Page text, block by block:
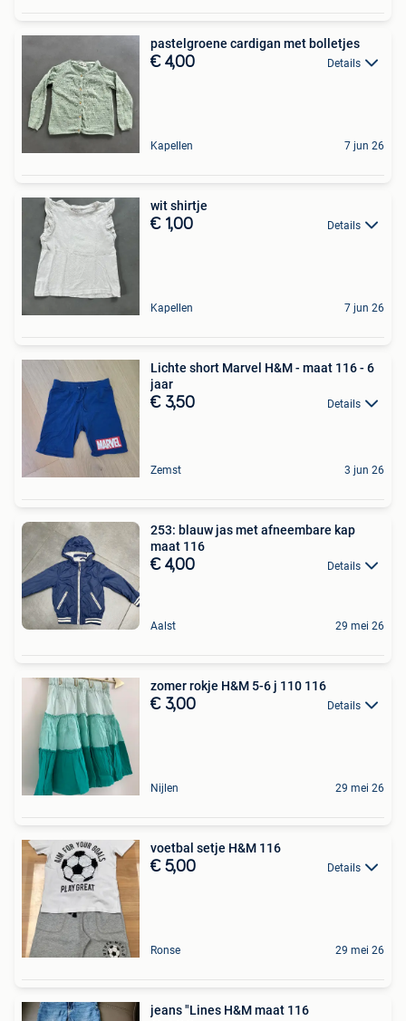
pastelgroene cardigan met bolletjes
€ 4,00 Details
Kapellen 7 jun 26
wit shirtje
€ 1,00 Details
Kapellen 7 jun 26
Lichte short Marvel H&M - maat 116 - 6
jaar
€ 3,50 Details
Zemst 3 jun 26
253: blauw jas met afneembare kap
maat 116
€ 4,00 Details
Aalst 29 mei 26
zomer rokje H&M 5-6 j 110 116
€ 3,00 Details
Nijlen 29 mei 26
voetbal setje H&M 116
€ 5,00 Details
Ronse 29 mei 26
jeans "Lines H&M maat 116